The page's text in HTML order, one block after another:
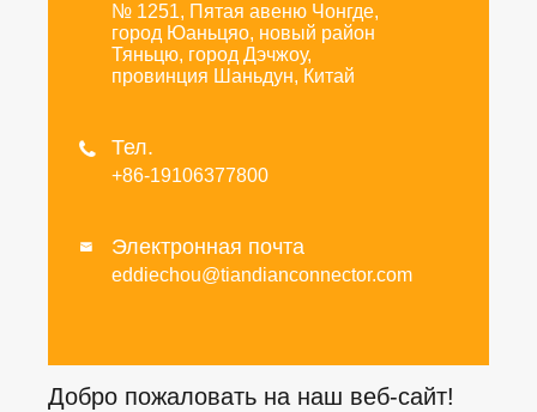
№ 1251, Пятая авеню Чонгде,
город Юаньцяо, новый район
Тяньцю, город Дэчжоу,
провинция Шаньдун, Китай
 Тел.
+86-19106377800
 Электронная почта
eddiechou@tiandianconnector.com
Добро пожаловать на наш веб-сайт!